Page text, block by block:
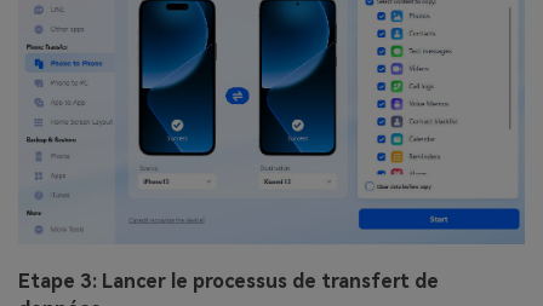
Etape 3: Lancer le processus de transfert de